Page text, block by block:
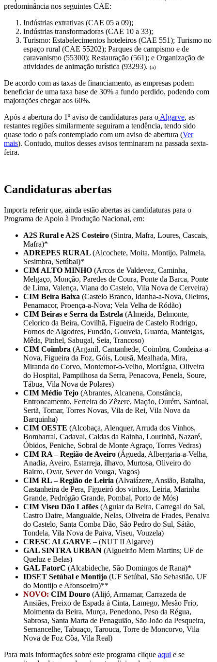
predominância nos seguintes CAE:
Indústrias extrativas (CAE 05 a 09);
Indústrias transformadoras (CAE 10 a 33);
Turismo: Estabelecimentos hoteleiros (CAE 551); Turismo no
espaço rural (CAE 55202); Parques de campismo e de
caravanismo (55300); Restauração (561); e Organização de
atividades de animação turística (93293). (a)
De acordo com as taxas de financiamento, as empresas podem
beneficiar de uma taxa base de 30% a fundo perdido, podendo com
majorações chegar aos 60%.
Após a abertura do 1º aviso de candidaturas para o Algarve, as
restantes regiões similarmente seguiram a tendência, tendo sido
quase todo o país contemplado com um aviso de abertura (Ver
mais). Contudo, muitos desses avisos terminaram na passada sexta-
feira.
Candidaturas abertas
Importa referir que, ainda estão abertas as candidaturas para o
Programa de Apoio à Produção Nacional, em:
A2S Rural e A2S Costeiro (Sintra, Mafra, Loures, Cascais,
Mafra)*
ADREPES RURAL (Alcochete, Moita, Montijo, Palmela,
Sesimbra, Setúbal)*
CIM ALTO MINHO (Arcos de Valdevez, Caminha,
Melgaço, Monção, Paredes de Coura, Ponte da Barca, Ponte
de Lima, Valença, Viana do Castelo, Vila Nova de Cerveira)
CIM Beira Baixa (Castelo Branco, Idanha-a-Nova, Oleiros,
Penamacor, Proença-a-Nova; Vela Velha de Ródão)
CIM Beiras e Serra da Estrela (Almeida, Belmonte,
Celorico da Beira, Covilhã, Figueira de Castelo Rodrigo,
Fornos de Algodres, Fundão, Gouveia, Guarda, Manteigas,
Mêda, Pinhel, Sabugal, Seia, Trancoso)
CIM Coimbra (Arganil, Cantanhede, Coimbra, Condeixa-a-
Nova, Figueira da Foz, Góis, Lousã, Mealhada, Mira,
Miranda do Corvo, Montemor-o-Velho, Mortágua, Oliveira
do Hospital, Pampilhosa da Serra, Penacova, Penela, Soure,
Tábua, Vila Nova de Polares)
CIM Médio Tejo (Abrantes, Alcanena, Constância,
Entroncamento, Ferreira do Zêzere, Mação, Ourém, Sardoal,
Sertã, Tomar, Torres Novas, Vila de Rei, Vila Nova da
Barquinha)
CIM OESTE (Alcobaça, Alenquer, Arruda dos Vinhos,
Bombarral, Cadaval, Caldas da Rainha, Lourinhã, Nazaré,
Óbidos, Peniche, Sobral de Monte Agraço, Torres Vedras)
CIM RA – Região de Aveiro (Águeda, Albergaria-a-Velha,
Anadia, Aveiro, Estarreja, ílhavo, Murtosa, Oliveiro do
Bairro, Ovar, Sever do Vouga, Vagos)
CIM RL – Região de Leiria (Alvaiázere, Ansião, Batalha,
Castanheira de Pera, Figueiró dos vinhos, Leiria, Marinha
Grande, Pedrógão Grande, Pombal, Porto de Mós)
CIM Viseu Dão Lafões (Aguiar da Beira, Carregal do Sal,
Castro Daire, Mangualde, Nelas, Oliveira de Frades, Penalva
do Castelo, Santa Comba Dão, São Pedro do Sul, Sátão,
Tondela, Vila Nova de Paiva, Viseu, Vouzela)
CRESC ALGARVE – (NUT II Algarve)
GAL SINTRA URBAN (Algueirão Mem Martins; UF de
Queluz e Belas)
GAL FatorC (Alcabideche, São Domingos de Rana)*
IDSET Setúbal e Montijo (UF Setúbal, São Sebastião, UF
do Montijo e Afonsoeiro)**
NOVO: CIM Douro (Alijó, Armamar, Carrazeda de
Ansiães, Freixo de Espada à Cinta, Lamego, Mesão Frio,
Moimenta da Beira, Murça, Penedono, Peso da Régua,
Sabrosa, Santa Marta de Penaguião, São João da Pesqueira,
Sernancelhe, Tabuaço, Tarouca, Torre de Moncorvo, Vila
Nova de Foz Côa, Vila Real)
Para mais informações sobre este programa clique aqui e se